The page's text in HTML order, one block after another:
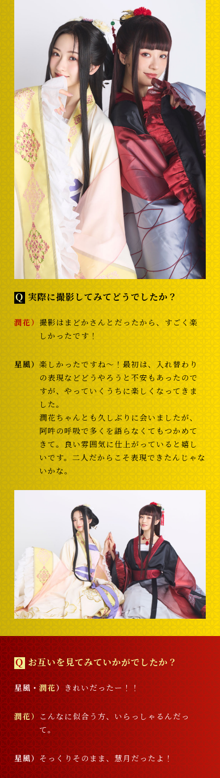
Ｑ 実際に撮影してみてどうでしたか？
潤花
撮影はまどかさんとだったから、すごく楽
しかったです！
星風
楽しかったですね～！最初は、入れ替わり
の表現などどうやろうと不安もあったので
すが、やっていくうちに楽しくなってきま
した。
潤花ちゃんとも久しぶりに会いましたが、
阿吽の呼吸で多くを語らなくてもつかめて
きて。良い雰囲気に仕上がっていると嬉し
いです。二人だからこそ表現できたんじゃな
いかな。
Ｑ お互いを見てみていかがでしたか？
星風・潤花 きれいだったー！！
潤花
こんなに似合う方、いらっしゃるんだっ
て。
星風 そっくりそのまま、慧月だったよ！